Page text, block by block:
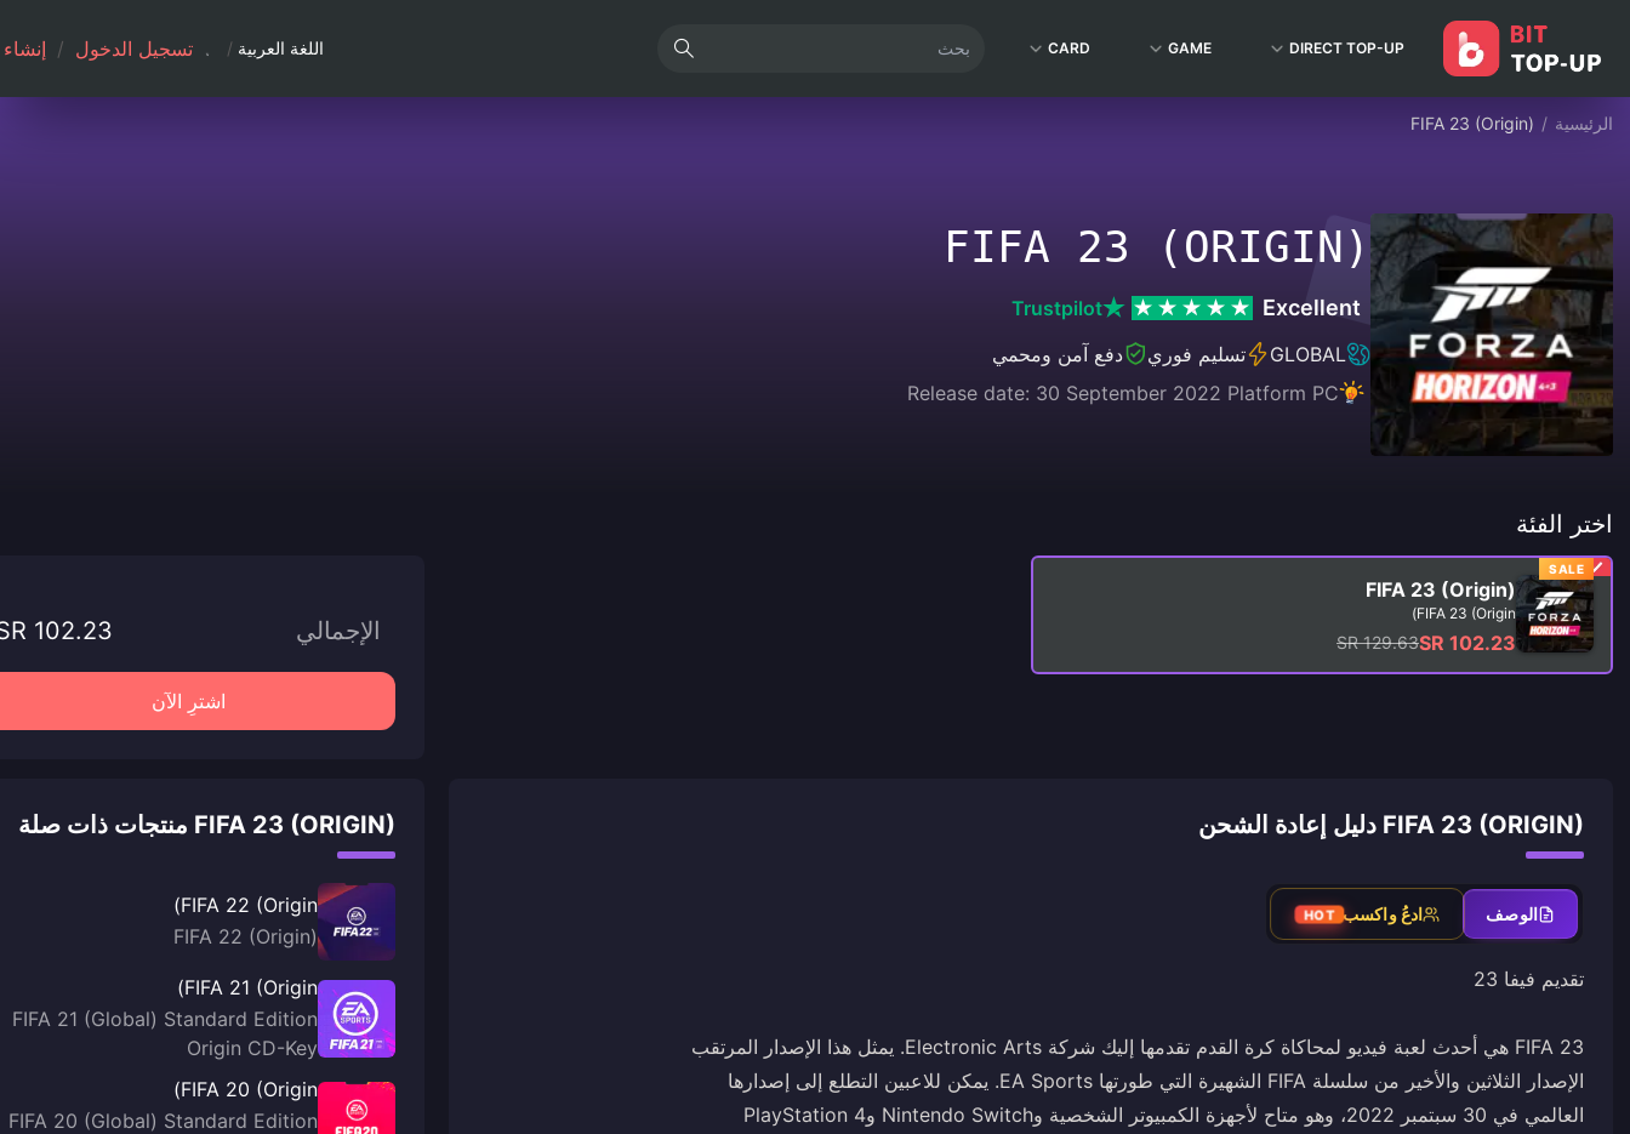
DIRECT TOP-UP
GAME
CARD اللغة العربية / تسجيل الدخول /
الرئيسية /
FIFA 23 (Origin)
FIFA 23 (ORIGIN)
Excellent
Trustpilot
GLOBAL
تسليم فوري
دفع آمن ومحمي
Release date: 30 September 2022 Platform PC
اختر الفئة
SALE
FIFA 23 (Origin)
FIFA 23 (Origin)
SR 102.23
SR 129.63 الإجمالي 102.23
اشترِ الآن
FIFA 23 (ORIGIN) دليل إعادة الشحن
الوصف ادعُ واكسب HOT
FIFA 23 هي أحدث لعبة فيديو لمحاكاة كرة القدم تقدمها إليك شركة Electronic Arts. يمثل هذا الإصدار المرتقب
الإصدار الثلاثين والأخير من سلسلة FIFA الشهيرة التي طورتها EA Sports. يمكن للاعبين التطلع إلى إصدارها
العالمي في 30 سبتمبر 2022، وهو متاح لأجهزة الكمبيوتر الشخصية وNintendo Switch وPlayStation 4
FIFA 23 (ORIGIN) منتجات ذات صلة
FIFA 22 (Origin)
FIFA 22 (Origin)
FIFA 21 (Origin)
FIFA 21 (Global) Standard Edition
Origin CD-Key
FIFA 20 (Origin)
FIFA 20 (Global) Standard Edition